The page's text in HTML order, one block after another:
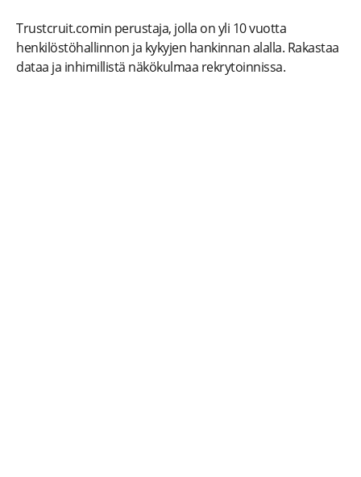
Trustcruit.comin perustaja, jolla on yli 10 vuotta
henkilöstöhallinnon ja kykyjen hankinnan alalla. Rakastaa
dataa ja inhimillistä näkökulmaa rekrytoinnissa.